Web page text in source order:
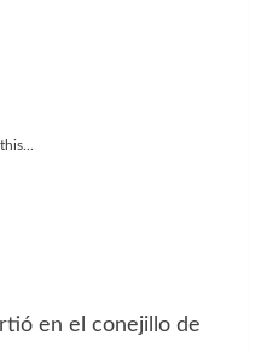
en el conejillo de